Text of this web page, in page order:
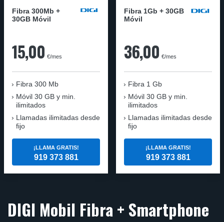
Fibra 300Mb +
30GB Móvil
15,00 €/mes
Fibra 300 Mb
Móvil 30 GB y min.
ilimitados
Llamadas ilimitadas desde
fijo
¡LLAMA GRATIS!
919 373 881
Fibra 1Gb + 30GB
Móvil
36,00 €/mes
Fibra 1 Gb
Móvil 30 GB y min.
ilimitados
Llamadas ilimitadas desde
fijo
¡LLAMA GRATIS!
919 373 881
DIGI Mobil Fibra + Smartphone